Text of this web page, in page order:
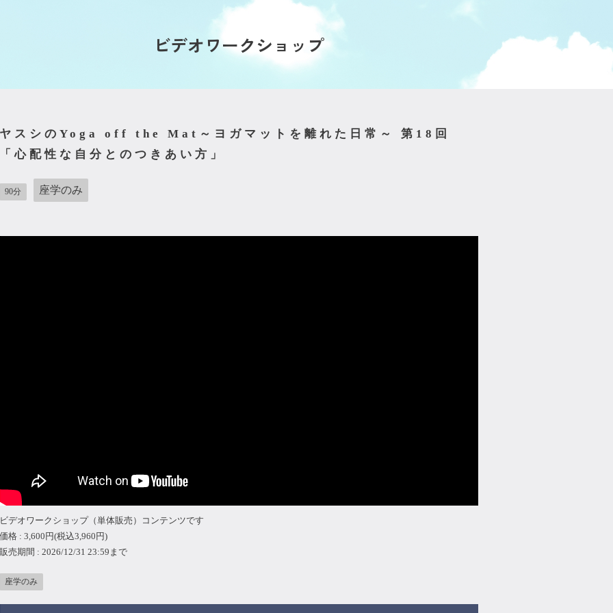
ビデオワークショップ
ヤスシのYoga off the Mat～ヨガマットを離れた日常～ 第18回
「心配性な自分とのつきあい方」
90分 座学のみ
ビデオワークショップ（単体販売）コンテンツです
価格 : 3,600円(税込3,960円)
販売期間 : 2026/12/31 23:59まで
座学のみ